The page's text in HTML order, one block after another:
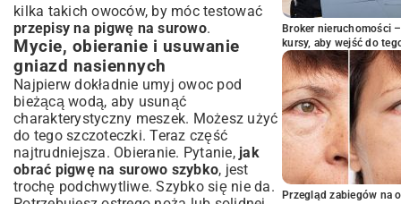
kilka takich owoców, by móc testować
przepisy na pigwę na surowo.
Mycie, obieranie i usuwanie
gniazd nasiennych
Najpierw dokładnie umyj owoc pod
bieżącą wodą, aby usunąć
charakterystyczny meszek. Możesz użyć
do tego szczoteczki. Teraz część
najtrudniejsza. Obieranie. Pytanie, jak
obrać pigwę na surowo szybko, jest
trochę podchwytliwe. Szybko się nie da.
Broker nieruchomości
kursy, aby wejść do
Przegląd zabiegów na